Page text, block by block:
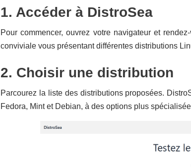
1. Accéder à DistroSea
Pour commencer, ouvrez votre navigateur et
conviviale vous présentant différentes distributions
2. Choisir une distribution
Parcourez la liste des distributions proposées.
Fedora, Mint et Debian, à des options plus